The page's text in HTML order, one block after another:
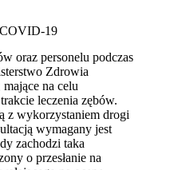
COVID-19
oraz personelu podczas
Zdrowia
na celu
leczenia zębów.
z wykorzystaniem drogi
wymagany jest
zachodzi taka
o przesłanie na